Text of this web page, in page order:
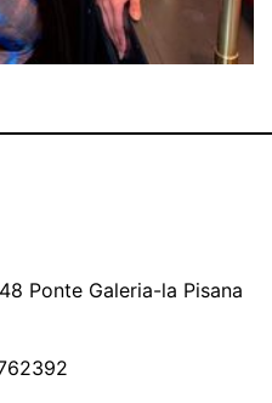
Ponte Galeria-la Pisana